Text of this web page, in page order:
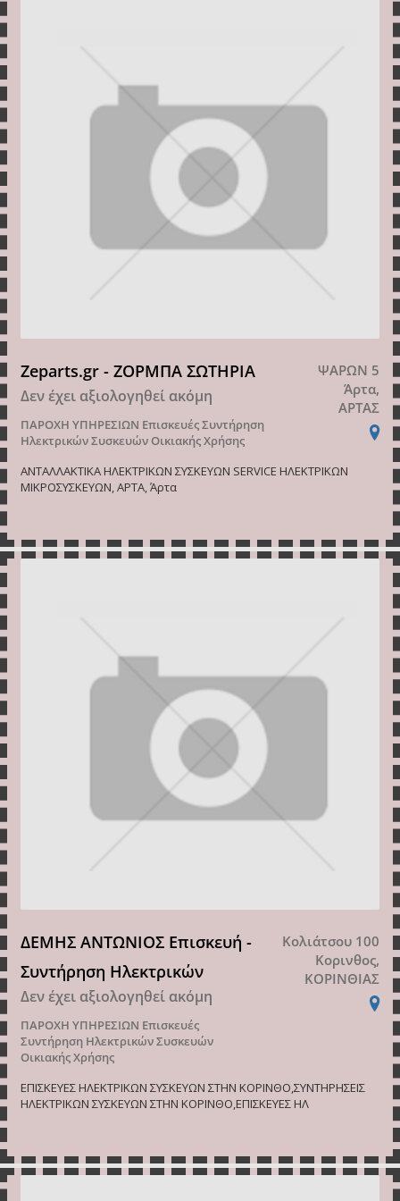
Zeparts.gr - ΖΟΡΜΠΑ ΣΩΤΗΡΙΑ
Δεν έχει αξιολογηθεί ακόμη
ΠΑΡΟΧΗ ΥΠΗΡΕΣΙΩΝ Επισκευές Συντήρηση
Ηλεκτρικών Συσκευών Οικιακής Χρήσης
ΨΑΡΩΝ 5
Άρτα,
ΑΡΤΑΣ
ΑΝΤΑΛΛΑΚΤΙΚΑ ΗΛΕΚΤΡΙΚΩΝ ΣΥΣΚΕΥΩΝ SERVICE ΗΛΕΚΤΡΙΚΩΝ
ΜΙΚΡΟΣΥΣΚΕΥΩΝ, ΑΡΤΑ, Άρτα
ΔΕΜΗΣ ΑΝΤΩΝΙΟΣ Επισκευή -
Συντήρηση Ηλεκτρικών
Δεν έχει αξιολογηθεί ακόμη
ΠΑΡΟΧΗ ΥΠΗΡΕΣΙΩΝ Επισκευές
Συντήρηση Ηλεκτρικών Συσκευών
Οικιακής Χρήσης
Κολιάτσου 100
Κορινθος,
ΚΟΡΙΝΘΙΑΣ
ΕΠΙΣΚΕΥΕΣ ΗΛΕΚΤΡΙΚΩΝ ΣΥΣΚΕΥΩΝ ΣΤΗΝ ΚΟΡΙΝΘΟ,ΣΥΝΤΗΡΗΣΕΙΣ
ΗΛΕΚΤΡΙΚΩΝ ΣΥΣΚΕΥΩΝ ΣΤΗΝ ΚΟΡΙΝΘΟ,ΕΠΙΣΚΕΥΕΣ ΗΛ